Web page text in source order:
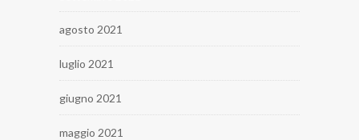
agosto 2021
luglio 2021
giugno 2021
maggio 2021